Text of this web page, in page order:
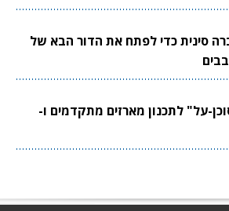
סינית כדי לפתח את הדור הבא של
על" לתכנון מארזים מתקדמים ו-